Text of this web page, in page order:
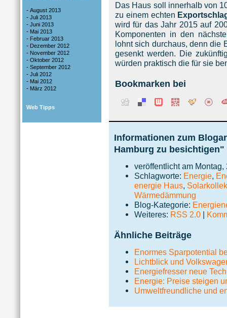
- August 2013
- Juli 2013
- Juni 2013
- Mai 2013
- Februar 2013
- Dezember 2012
- November 2012
- Oktober 2012
- September 2012
- Juli 2012
- Mai 2012
- März 2012
Web Tipps
Das Haus soll innerhalb von
zu einem echten
wird für das Jahr 2015 auf
Komponenten in den
lohnt sich durchaus, denn die
gesenkt werden. Die
würden praktisch die für sie
Bookmarken bei
Informationen zum
Hamburg zu besichtigen"
veröffentlicht am
Schlagworte: Energie,
energie Haus,
Wärmedämmung
Blog-Kategorie:
Weiteres: RSS 2.0 |
Ähnliche Beiträge
Enormes Sparpotential
Lichtblick und
Energiefresser neue
Energie: Preise steigen
Umweltfreundliche und